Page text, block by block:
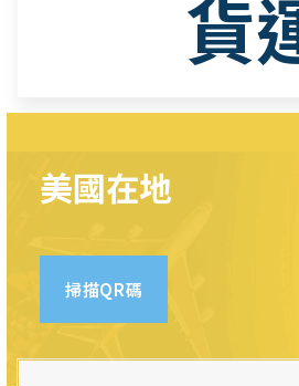
貨
美國在地
掃描QR碼